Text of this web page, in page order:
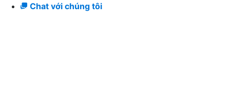
Chat với chúng tôi